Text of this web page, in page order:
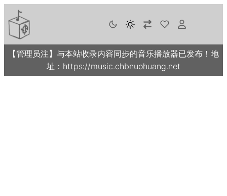
【管理员注】与本站收录内容同步的音乐播放器已发布！地
址：https://music.chbnuohuang.net